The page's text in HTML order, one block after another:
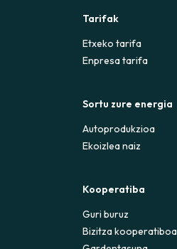
Tarifak
Etxeko tarifa
Enpresa tarifa
Sortu zure energia
Autoprodukzioa
Ekoizlea naiz
Kooperatiba
Guri buruz
Bizitza kooperatiboa